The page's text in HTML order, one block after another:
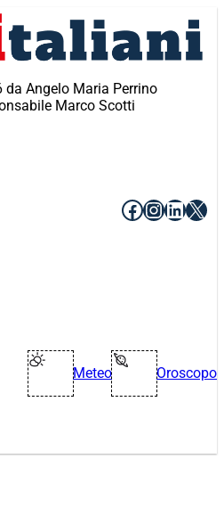
da Angelo Maria Perrino
Marco Scotti
Facebook
X
Meteo Oroscopo